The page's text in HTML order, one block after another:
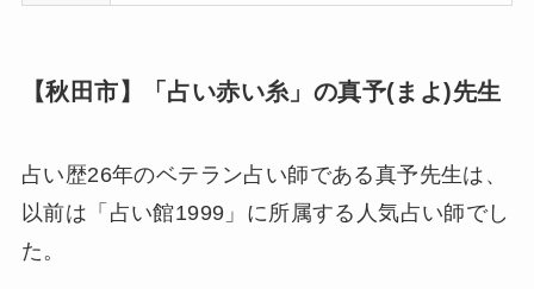
【秋田市】「占い赤い糸」の真予(まよ)先生
占い歴26年のベテラン占い師である真予先生は、
以前は「占い館1999」に所属する人気占い師でし
た。